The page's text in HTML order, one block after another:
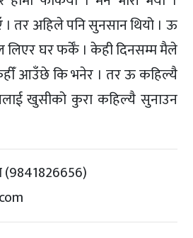
अहिले पनि सुनसान थियो । ऊ
घर फर्केँ । केही दिनसम्म मैले
आउँछे कि भनेर । तर ऊ कहिल्यै
खुसीको कुरा कहिल्यै सुनाउन
(9841826656)